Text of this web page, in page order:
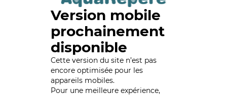
Version mobile
prochainement
disponible
Cette version du site n’est pas
encore optimisée pour les
appareils mobiles.
Pour une meilleure expérience,